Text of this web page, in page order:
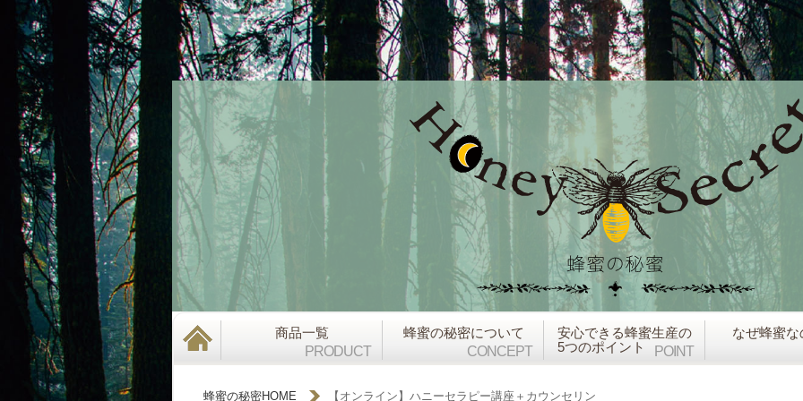
商品一覧
PRODUCT
蜂蜜の秘密について
CONCEPT
安心できる蜂蜜生産の
5つのポイント
POINT
なぜ蜂蜜な
蜂蜜の秘密HOME 【オンライン】ハニーセラピー講座＋カウンセリン